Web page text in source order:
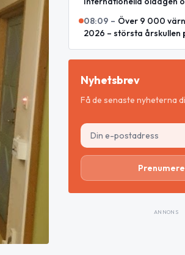
omvärldsrapport
08:09 – Över 9 000
2026 – största årskullen
Nyhetsbrev
Få de senaste nyheterna
ANNONS